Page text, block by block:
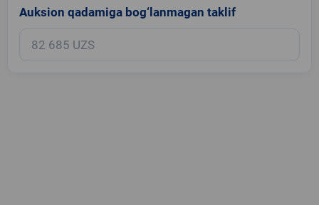
Auksion qadamiga bog‘lanmagan taklif